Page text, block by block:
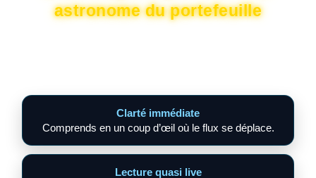
astronome du portefeuille
Clarté immédiate
Comprends en un coup d’œil où le flux se déplace.
Lecture quasi live